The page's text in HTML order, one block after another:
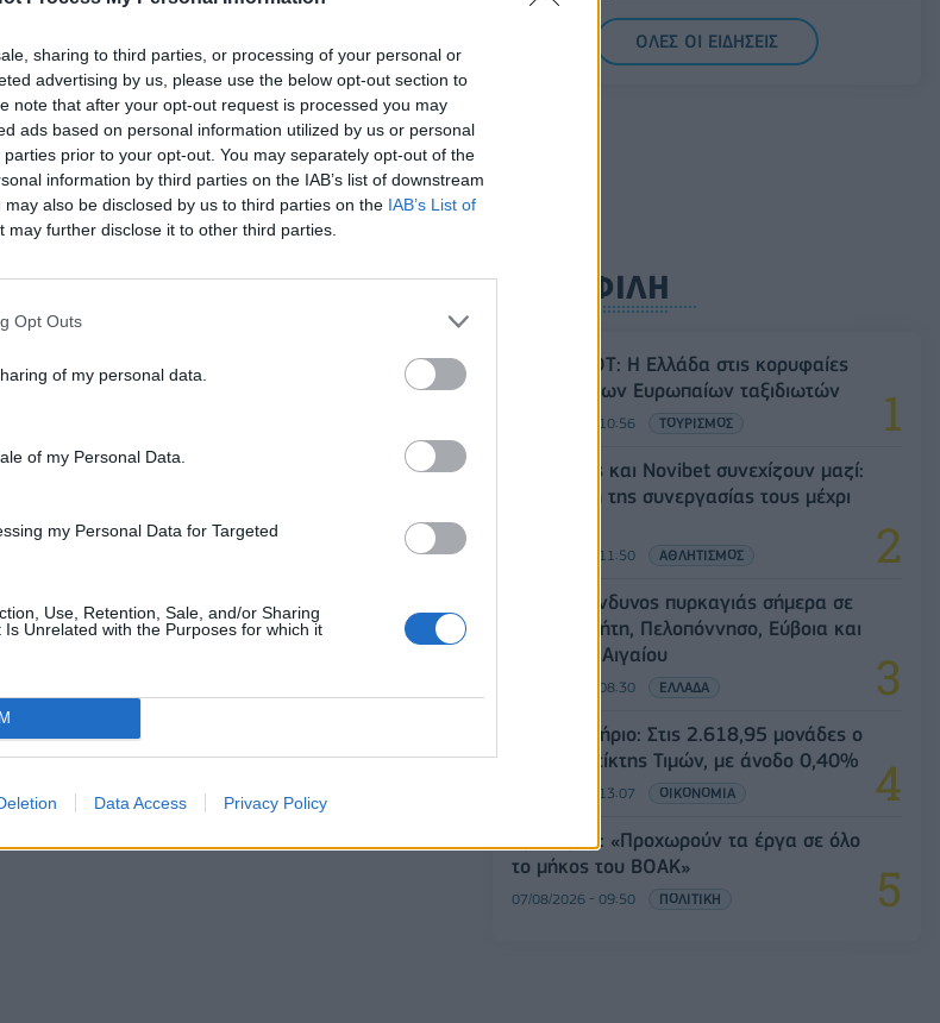
sharing to third parties, or processing of your personal or
advertising by us, please use the below opt-out section to
note that after your opt-out request is processed you may
ads based on personal information utilized by us or personal
prior to your opt-out. You may separately opt-out of the
information by third parties on the IAB’s list of downstream
also be disclosed by us to third parties on the IAB’s List of
may further disclose it to other third parties.
Opt Outs
of my personal data.
of my Personal Data.
my Personal Data for Targeted
Use, Retention, Sale, and/or Sharing
Unrelated with the Purposes for which it
Data Access Privacy Policy
ΠΑΣΟΚ
31/10/2018 - 02:00
Ραγκούσης κατά Γεννηματά: «'Εχει
07/08/2026 - 14:11 ΕΛΛΑΔΑ
ΟΛΕΣ ΟΙ ΕΙΔΗΣΕΙΣ
ΔΗΜΟΦΙΛΗ
Έρευνα ΕΟΤ: Η Ελλάδα στις κορυφαίες
επιλογές των Ευρωπαίων ταξιδιωτών
07/08/2026 - 10:56 ΤΟΥΡΙΣΜΟΣ
Ατρόμητος και Novibet συνεχίζουν μαζί:
Ανανέωση της συνεργασίας τους μέχρι
07/08/2026 - 11:50 ΑΘΛΗΤΙΣΜΟΣ
Υψηλός κίνδυνος πυρκαγιάς σήμερα σε
Αττική, Κρήτη, Πελοπόννησο, Εύβοια και
νησιά του Αιγαίου
07/08/2026 - 08:30 ΕΛΛΑΔΑ
Χρηματιστήριο: Στις 2.618,95 μονάδες ο
Γενικός Δείκτης Τιμών, με άνοδο 0,40%
07/08/2026 - 13:07 ΟΙΚΟΝΟΜΙΑ
Χρ. Δήμας: «Προχωρούν τα έργα σε όλο
το μήκος του ΒΟΑΚ»
07/08/2026 - 09:50 ΠΟΛΙΤΙΚΗ